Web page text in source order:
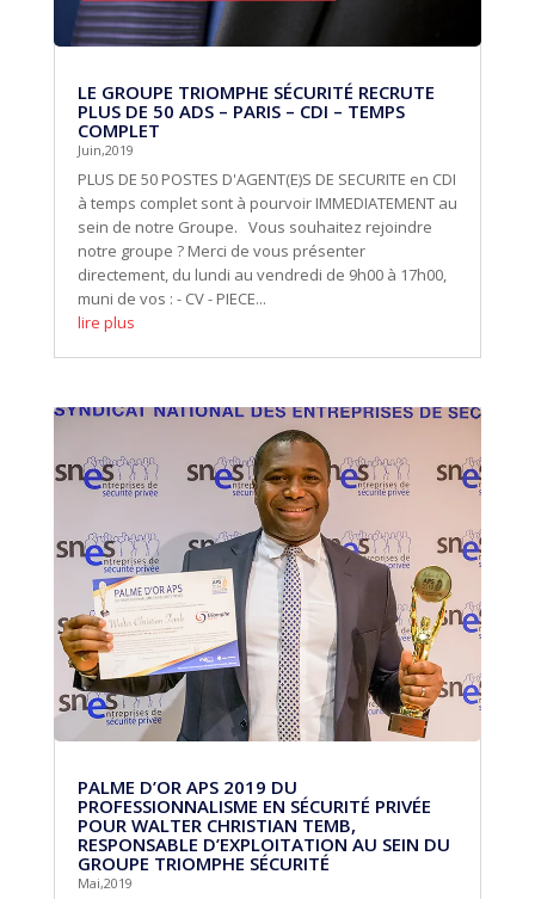
LE GROUPE TRIOMPHE SÉCURITÉ RECRUTE
PLUS DE 50 ADS – PARIS – CDI – TEMPS
COMPLET
Juin,2019
PLUS DE 50 POSTES D'AGENT(E)S DE SECURITE en CDI
à temps complet sont à pourvoir IMMEDIATEMENT au
sein de notre Groupe. Vous souhaitez rejoindre
notre groupe ? Merci de vous présenter
directement, du lundi au vendredi de 9h00 à 17h00,
muni de vos : - CV - PIECE...
lire plus
PALME D’OR APS 2019 DU
PROFESSIONNALISME EN SÉCURITÉ PRIVÉE
POUR WALTER CHRISTIAN TEMB,
RESPONSABLE D’EXPLOITATION AU SEIN DU
GROUPE TRIOMPHE SÉCURITÉ
Mai,2019